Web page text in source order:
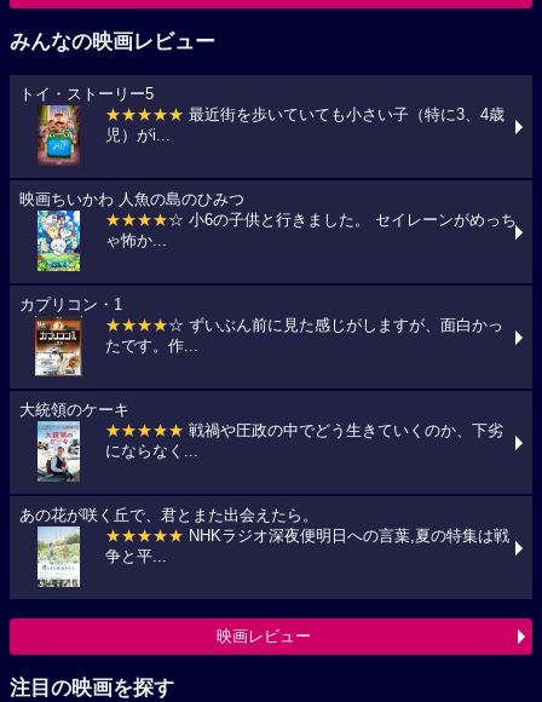
みんなの映画レビュー
トイ・ストーリー5
★★★★★ 最近街を歩いていても小さい子（特に3、4歳
児）がi...
映画ちいかわ 人魚の島のひみつ
★★★★☆ 小6の子供と行きました。 セイレーンがめっち
ゃ怖か...
カプリコン・1
★★★★☆ ずいぶん前に見た感じがしますが、面白かっ
たです。作...
大統領のケーキ
★★★★★ 戦禍や圧政の中でどう生きていくのか、下劣
にならなく...
あの花が咲く丘で、君とまた出会えたら。
★★★★★ NHKラジオ深夜便明日への言葉,夏の特集は戦
争と平...
映画レビュー
注目の映画を探す